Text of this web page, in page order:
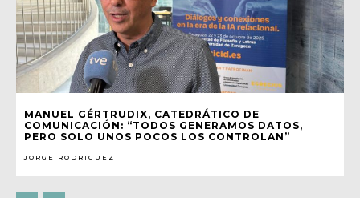
MANUEL GÉRTRUDIX, CATEDRÁTICO DE
COMUNICACIÓN: “TODOS GENERAMOS DATOS,
PERO SOLO UNOS POCOS LOS CONTROLAN”
JORGE RODRIGUEZ